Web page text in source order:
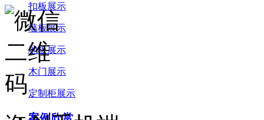
扣板展示
墙板展示
地板展示
木门展示
定制柜展示